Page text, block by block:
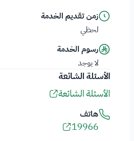
زمن تقديم الخدمة
لحظي
رسوم الخدمة
لا يوجد
الأسئلة الشائعة
الأسئلة الشائعة
هاتف
19966